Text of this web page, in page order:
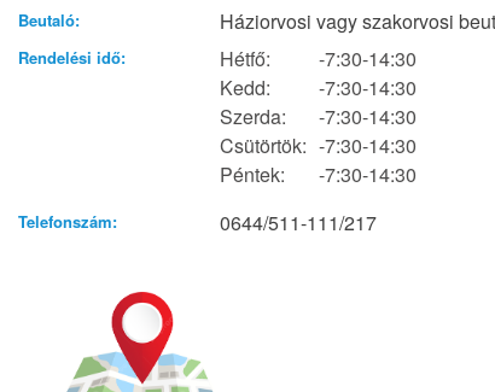
Beutaló: Háziorvosi vagy szakorvosi
Rendelési idő: Hétfő:
-7:30-14:30
Kedd:
-7:30-14:30
Szerda:
-7:30-14:30
Csütörtök: -7:30-14:30
Péntek:
-7:30-14:30
Telefonszám: 0644/511-111/217